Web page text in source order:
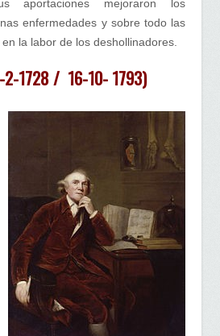
aportaciones mejoraron los
enfermedades y sobre todo las
la labor de los deshollinadores.
1728 / 16-10- 1793)